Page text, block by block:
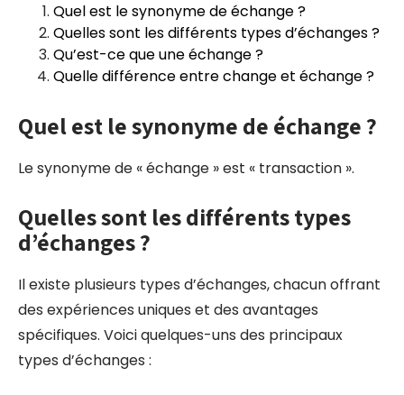
Quel est le synonyme de échange ?
Quelles sont les différents types d’échanges ?
Qu’est-ce que une échange ?
Quelle différence entre change et échange ?
Quel est le synonyme de échange ?
Le synonyme de « échange » est « transaction ».
Quelles sont les différents types
d’échanges ?
Il existe plusieurs types d’échanges, chacun offrant
des expériences uniques et des avantages
spécifiques. Voici quelques-uns des principaux
types d’échanges :